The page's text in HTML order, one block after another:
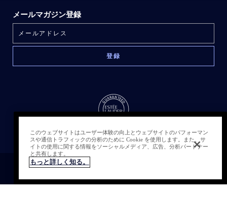
メールマガジン登録
このウェブサイトはユーザー体験の向上とウェブサイトのパフォーマン
スや通信トラフィックの分析のために Cookie を使用します。また、サ
イトの使用に関する情報をソーシャルメディア、広告、分析パートナー
と共有します。
もっと詳しく知る。